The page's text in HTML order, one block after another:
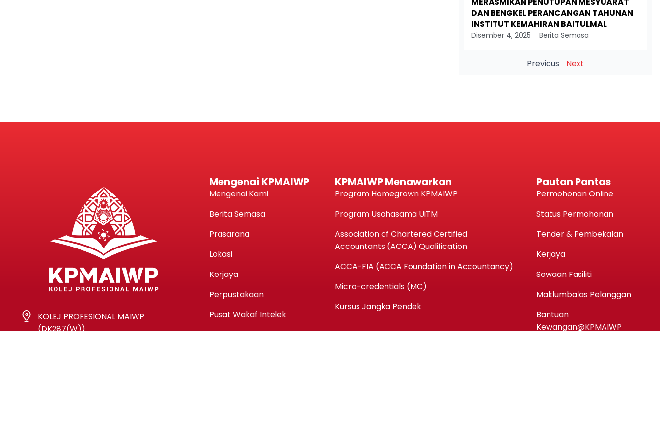
MERASMIKAN PENUTUPAN MESYUARAT
DAN BENGKEL PERANCANGAN TAHUNAN
INSTITUT KEMAHIRAN BAITULMAL
Disember 4, 2025 Berita Semasa
Previous Next
KOLEJ PROFESIONAL MAIWP
(DK287(W))
Mengenai KPMAIWP
Mengenai Kami
Berita Semasa
Prasarana
Lokasi
Kerjaya
Perpustakaan
Pusat Wakaf Intelek
KPMAIWP Menawarkan
Program Homegrown KPMAIWP
Program Usahasama UiTM
Association of Chartered Certified
Accountants (ACCA) Qualification
ACCA-FIA (ACCA Foundation in Accountancy)
Micro-credentials (MC)
Kursus Jangka Pendek
Pautan Pantas
Permohonan Online
Status Permohonan
Tender & Pembekalan
Kerjaya
Sewaan Fasiliti
Maklumbalas Pelanggan
Bantuan
Kewangan@KPMAIWP